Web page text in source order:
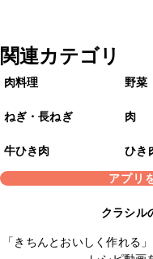
関連カテゴリ
肉料理 野菜
ねぎ・長ねぎ 肉
牛ひき肉 ひき
アプリ
クラシル
「きちんとおいしく作れる